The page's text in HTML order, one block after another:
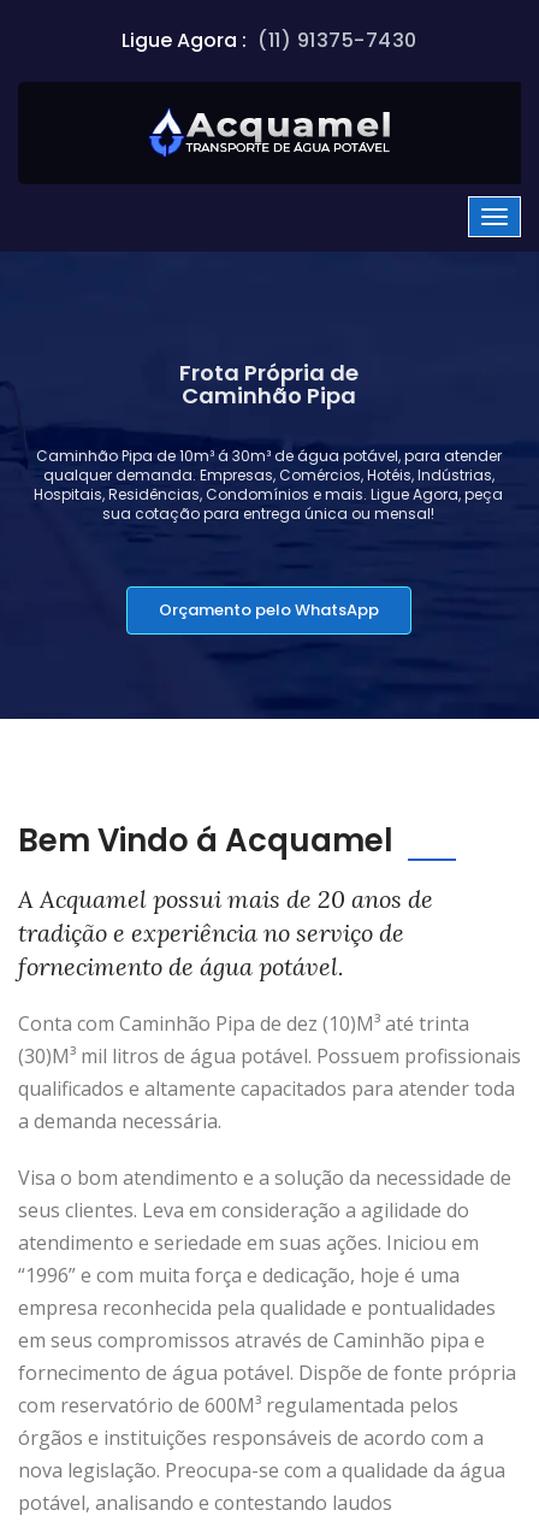
Ligue Agora : (11) 91375-7430
Frota Própria de
Caminhão Pipa
Caminhão Pipa de 10m³ á 30m³ de água potável, para atender
qualquer demanda. Empresas, Comércios, Hotéis, Indústrias,
Hospitais, Residências, Condomínios e mais. Ligue Agora, peça
sua cotação para entrega única ou mensal!
Orçamento pelo WhatsApp
Bem Vindo á Acquamel
A Acquamel possui mais de 20 anos de
tradição e experiência no serviço de
fornecimento de água potável.
Conta com Caminhão Pipa de dez (10)M³ até trinta
(30)M³ mil litros de água potável. Possuem profissionais
qualificados e altamente capacitados para atender toda
a demanda necessária.
Visa o bom atendimento e a solução da necessidade de
seus clientes. Leva em consideração a agilidade do
atendimento e seriedade em suas ações. Iniciou em
“1996” e com muita força e dedicação, hoje é uma
empresa reconhecida pela qualidade e pontualidades
em seus compromissos através de Caminhão pipa e
fornecimento de água potável. Dispõe de fonte própria
com reservatório de 600M³ regulamentada pelos
órgãos e instituições responsáveis de acordo com a
nova legislação. Preocupa-se com a qualidade da água
potável, analisando e contestando laudos